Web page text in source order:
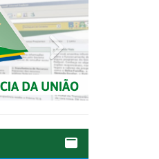
Next